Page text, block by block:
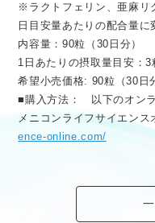
※ラクトフェリン、亜麻リ
日目安量あたりの配合量に
内容量：90粒（30日分）
1日あたりの摂取量目安：3
希望小売価格: 90粒（30日
■購入方法： 以下のオン
メニコンライフサイエン
ence-online.com/